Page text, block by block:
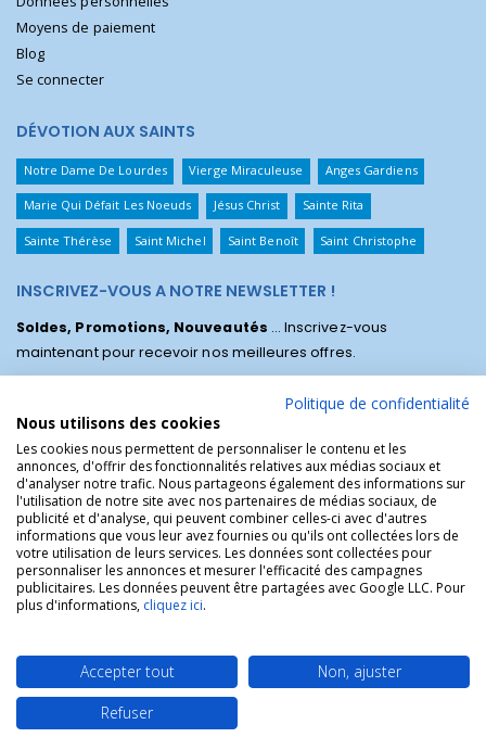
Moyens de paiement
Blog
Se connecter
DÉVOTION AUX SAINTS
Notre Dame De Lourdes Vierge Miraculeuse Anges Gardiens
Marie Qui Défait Les Noeuds Jésus Christ Sainte Rita
Sainte Thérèse Saint Michel Saint Benoît Saint Christophe
INSCRIVEZ-VOUS A NOTRE NEWSLETTER !
Soldes, Promotions, Nouveautés ... Inscrivez-vous
maintenant pour recevoir nos meilleures offres.
La Boutique des Chrétiens © | La boutique religieuse chrétienne de
référence !.
Politique de confidentialité
Nous utilisons des cookies
Les cookies nous permettent de personnaliser le contenu et les
annonces, d'offrir des fonctionnalités relatives aux médias sociaux et
d'analyser notre trafic. Nous partageons également des informations sur
l'utilisation de notre site avec nos partenaires de médias sociaux, de
publicité et d'analyse, qui peuvent combiner celles-ci avec d'autres
informations que vous leur avez fournies ou qu'ils ont collectées lors de
votre utilisation de leurs services. Les données sont collectées pour
personnaliser les annonces et mesurer l'efficacité des campagnes
publicitaires. Les données peuvent être partagées avec Google LLC. Pour
plus d'informations, cliquez ici.
Accepter tout
Non, ajuster
Refuser